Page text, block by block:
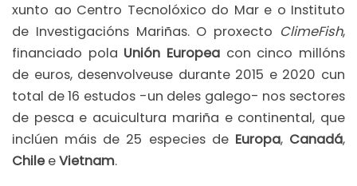
xunto ao Centro Tecnolóxico do Mar e o Instituto
de Investigacións Mariñas. O proxecto ClimeFish,
financiado pola Unión Europea con cinco millóns
de euros, desenvolveuse durante 2015 e 2020 cun
total de 16 estudos -un deles galego- nos sectores
de pesca e acuicultura mariña e continental, que
inclúen máis de 25 especies de Europa, Canadá,
ChileeVietnam.